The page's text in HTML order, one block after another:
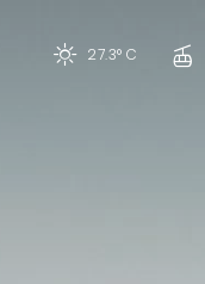
27.3° C